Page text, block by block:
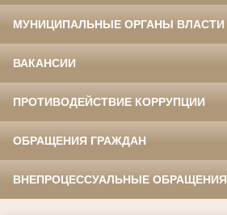
МУНИЦИПАЛЬНЫЕ ОРГАНЫ ВЛАСТИ
ВАКАНСИИ
ПРОТИВОДЕЙСТВИЕ КОРРУПЦИИ
ОБРАЩЕНИЯ ГРАЖДАН
ВНЕПРОЦЕССУАЛЬНЫЕ ОБРАЩЕНИЯ